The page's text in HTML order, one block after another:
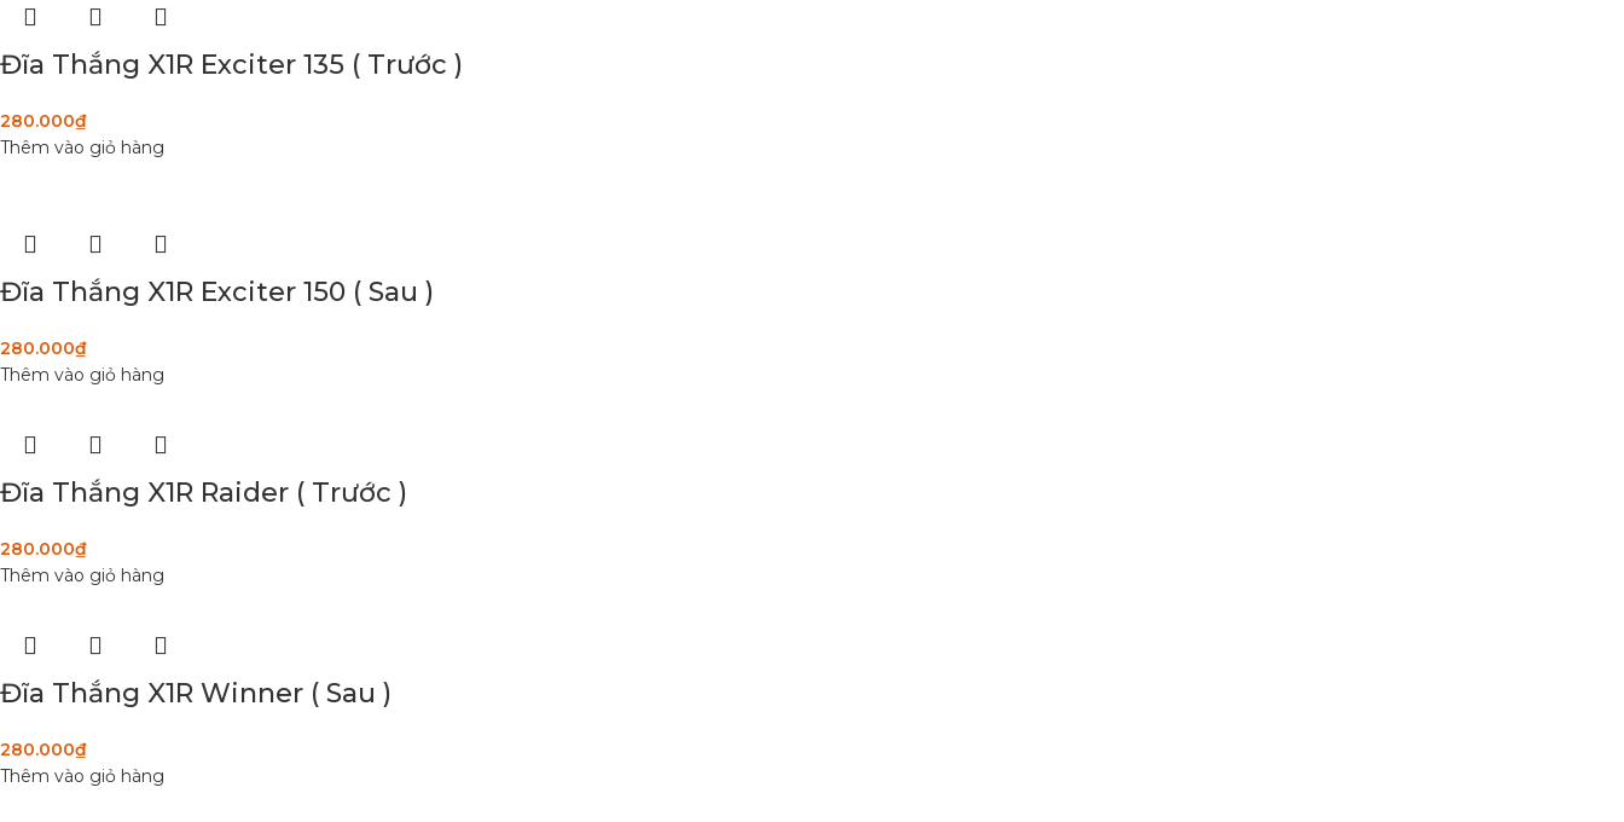
Đĩa Thắng X1R Exciter 135 ( Trước )
280.000₫
Thêm vào giỏ hàng
Đĩa Thắng X1R Exciter 150 ( Sau )
280.000₫
Thêm vào giỏ hàng
Đĩa Thắng X1R Raider ( Trước )
280.000₫
Thêm vào giỏ hàng
Đĩa Thắng X1R Winner ( Sau )
280.000₫
Thêm vào giỏ hàng